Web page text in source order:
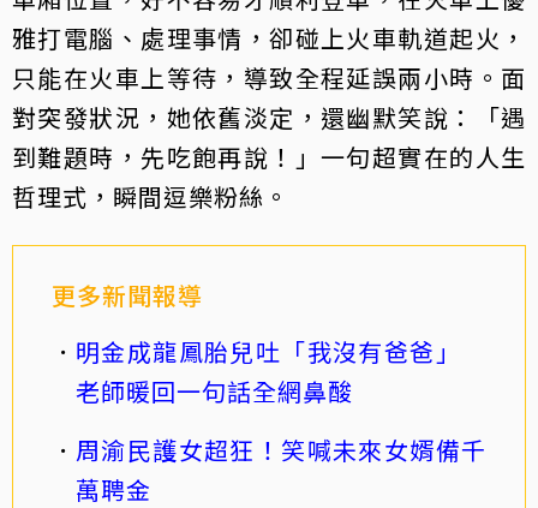
雅打電腦、處理事情，卻碰上火車軌道起火，
只能在火車上等待，導致全程延誤兩小時。面
對突發狀況，她依舊淡定，還幽默笑說：「遇
到難題時，先吃飽再說！」一句超實在的人生
哲理式，瞬間逗樂粉絲。
更多新聞報導
明金成龍鳳胎兒吐「我沒有爸爸」
老師暖回一句話全網鼻酸
周渝民護女超狂！笑喊未來女婿備千
萬聘金